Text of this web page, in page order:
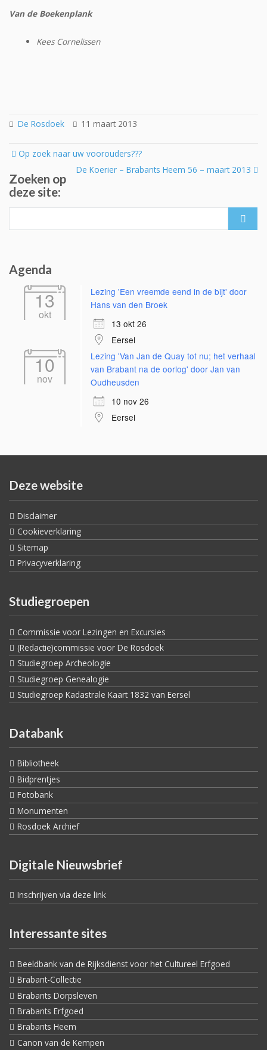
Van de Boekenplank
Kees Cornelissen
De Rosdoek 11 maart 2013
Post
Op zoek naar uw voorouders???
De Koerier – Brabants Heem 56 – maart 2013
Zoeken op
deze site:
Agenda
13
okt
Lezing 'Een vreemde eend in de bijt' door
Hans van den Broek
13 okt 26
Eersel
10
nov
Lezing 'Van Jan de Quay tot nu; het verhaal
van Brabant na de oorlog' door Jan van
Oudheusden
10 nov 26
Eersel
Deze website
Disclaimer
Cookieverklaring
Sitemap
Privacyverklaring
Studiegroepen
Commissie voor Lezingen en Excursies
(Redactie)commissie voor De Rosdoek
Studiegroep Archeologie
Studiegroep Genealogie
Studiegroep Kadastrale Kaart 1832 van Eersel
Databank
Bibliotheek
Bidprentjes
Fotobank
Monumenten
Rosdoek Archief
Digitale Nieuwsbrief
Inschrijven via deze link
Interessante sites
Beeldbank van de Rijksdienst voor het Cultureel Erfgoed
Brabant-Collectie
Brabants Dorpsleven
Brabants Erfgoed
Brabants Heem
Canon van de Kempen